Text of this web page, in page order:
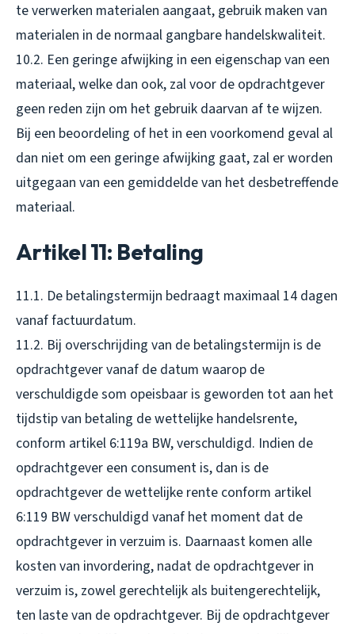
te verwerken materialen aangaat, gebruik maken van
materialen in de normaal gangbare handelskwaliteit.
10.2. Een geringe afwijking in een eigenschap van een
materiaal, welke dan ook, zal voor de opdrachtgever
geen reden zijn om het gebruik daarvan af te wijzen.
Bij een beoordeling of het in een voorkomend geval al
dan niet om een geringe afwijking gaat, zal er worden
uitgegaan van een gemiddelde van het desbetreffende
materiaal.
Artikel 11: Betaling
11.1. De betalingstermijn bedraagt maximaal 14 dagen
vanaf factuurdatum.
11.2. Bij overschrijding van de betalingstermijn is de
opdrachtgever vanaf de datum waarop de
verschuldigde som opeisbaar is geworden tot aan het
tijdstip van betaling de wettelijke handelsrente,
conform artikel 6:119a BW, verschuldigd. Indien de
opdrachtgever een consument is, dan is de
opdrachtgever de wettelijke rente conform artikel
6:119 BW verschuldigd vanaf het moment dat de
opdrachtgever in verzuim is. Daarnaast komen alle
kosten van invordering, nadat de opdrachtgever in
verzuim is, zowel gerechtelijk als buitengerechtelijk,
ten laste van de opdrachtgever. Bij de opdrachtgever